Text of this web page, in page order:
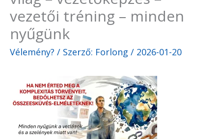
vezetői tréning – minden
nyűgünk
Vélemény? / Szerző: Forlong / 2026-01-20